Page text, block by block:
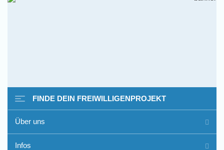
Freiwilligenarbeit im Ausland
FINDE DEIN FREIWILLIGENPROJEKT
Über uns
Infos